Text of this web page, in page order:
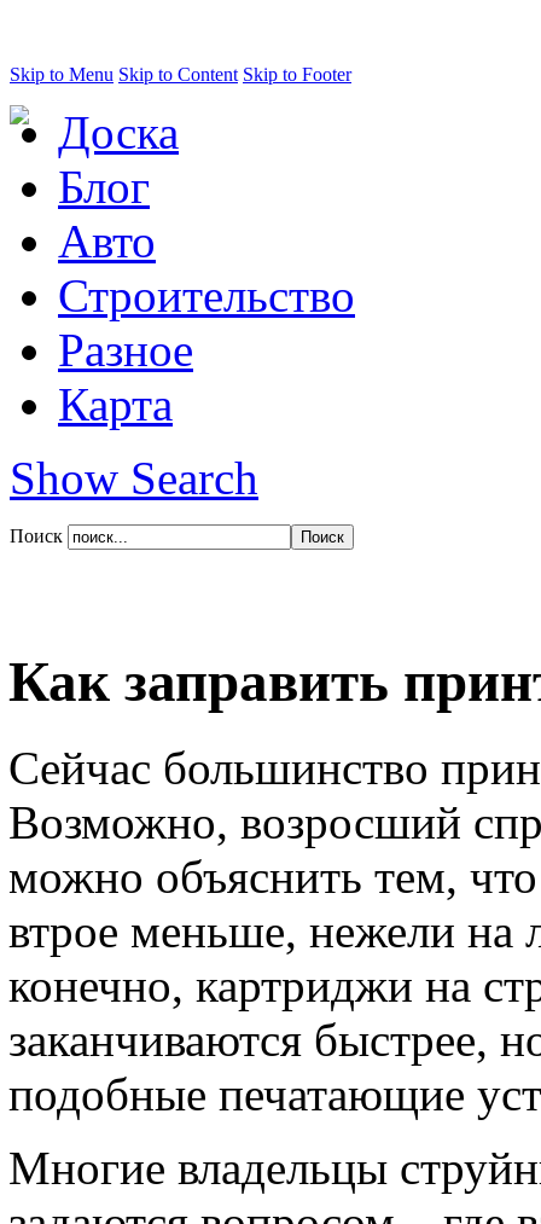
Skip to Menu Skip to Content Skip to Footer
Доска
Блог
Авто
Строительство
Разное
Карта
Show Search
Поиск
Как заправить
Сейчас большинство
Возможно, возросший
можно объяснить тем,
втрое меньше, нежели на
конечно, картриджи на
заканчиваются быстрее,
подобные печатающие
Многие владельцы